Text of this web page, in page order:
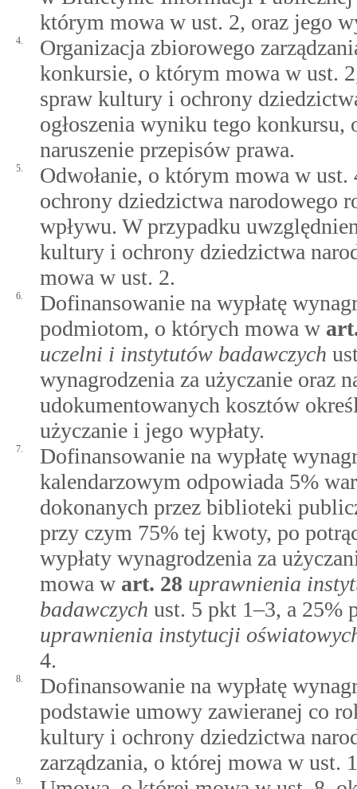
którym mowa w ust. 2, oraz jego
4.
Organizacja zbiorowego
konkursie, o którym mowa w ust.
spraw kultury i ochrony
ogłoszenia wyniku tego
naruszenie przepisów prawa.
5.
Odwołanie, o którym mowa w
ochrony dziedzictwa narodowego
wpływu. W przypadku
kultury i ochrony dziedzictwa
mowa w ust. 2.
6.
Dofinansowanie na wypłatę
podmiotom, o których mowa w
uczelni i instytutów badawczych
wynagrodzenia za użyczanie oraz
udokumentowanych kosztów
użyczanie i jego wypłaty.
7.
Dofinansowanie na wypłatę
kalendarzowym odpowiada 5%
dokonanych przez biblioteki
przy czym 75% tej kwoty, po
wypłaty wynagrodzenia za
mowa w art. 28 uprawnienia
badawczych ust. 5 pkt 1–3, a
uprawnienia instytucji
4.
8.
Dofinansowanie na wypłatę
podstawie umowy zawieranej co
kultury i ochrony dziedzictwa
zarządzania, o której mowa w ust.
9.